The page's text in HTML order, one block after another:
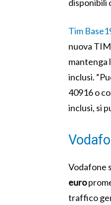
disponibili
Tim
nuova
mantenga
inclusi.
40916 o
inclusi, si
Vodafone
euro
traffico